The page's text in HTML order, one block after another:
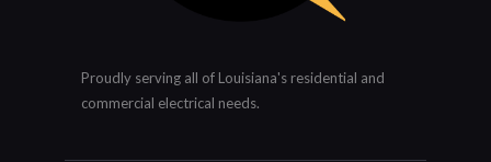
Proudly serving all of Louisiana's residential and
commercial electrical needs.